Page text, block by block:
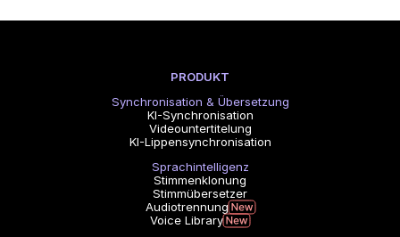
PRODUKT
Synchronisation & Übersetzung
KI-Synchronisation
Videountertitelung
KI-Lippensynchronisation
Sprachintelligenz
Stimmenklonung
Stimmübersetzer
Audiotrennung
Voice Library